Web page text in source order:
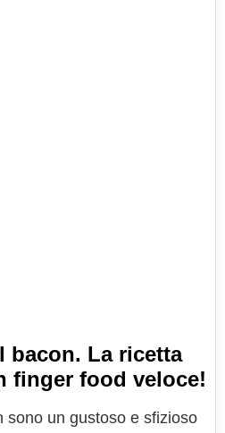
bacon. La ricetta
finger food veloce!
sono un gustoso e sfizioso